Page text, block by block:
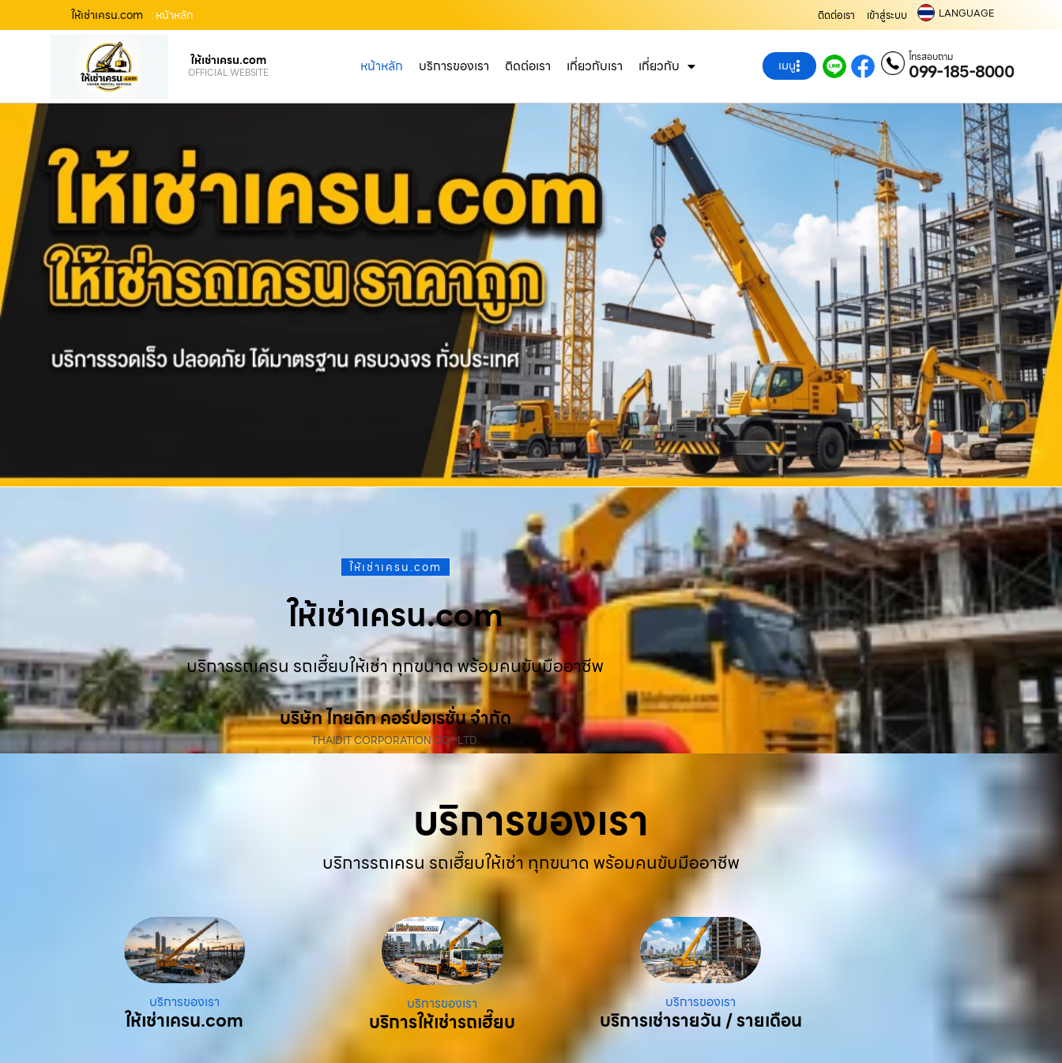
ให้เช่าเครน.com : หน้าหลัก ติดต่อเรา เข้าสู่ระบบ LANGUAGE
ให้เช่าเครน.com
OFFICIAL WEBSITE หน้าหลัก บริการของเรา ติดต่อเรา เกี่ยวกับเรา เกี่ยวกับ เมนู โทรสอบถาม
099-185-8000
ให้เช่าเครน.com
ให้เช่าเครน.com
บริการรถเครน รถเฮี๊ยบให้เช่า ทุกขนาด พร้อมคนขับมืออาชีพ
บริษัท ไทยดิท คอร์ปอเรชั่น จำกัด
THAIDIT CORPORATION CO., LTD.
บริการของเรา
บริการรถเครน รถเฮี๊ยบให้เช่า ทุกขนาด พร้อมคนขับมืออาชีพ
บริการของเรา
ให้เช่าเครน.com
บริการของเรา
บริการให้เช่ารถเฮี๊ยบ
บริการของเรา
บริการเช่ารายวัน / รายเดือน